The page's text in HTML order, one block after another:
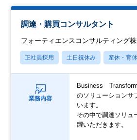
調達・購買コンサルタント
フォーティエンスコンサルティング
正社員採用 土日祝休み 産休・育
業務内容
Business
のソリューションサ
います。
その中で調達ソリュ
躍いただきます。